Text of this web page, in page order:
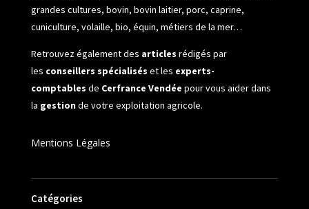
grandes cultures, bovin, bovin laitier, porc, caprine,
cuniculture, volaille, bio, équin, métiers de la mer…
Retrouvez également des articles rédigés par
les conseillers spécialisés et les experts-
comptables de Cerfrance Vendée pour vous aider dans
la gestionde votre exploitation agricole.
Mentions Légales
Catégories